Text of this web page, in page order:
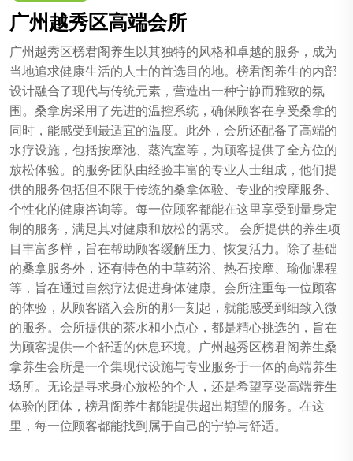
广州越秀区高端会所
广州越秀区榜君阁养生以其独特的风格和卓越的服务，成为
当地追求健康生活的人士的首选目的地。榜君阁养生的内部
设计融合了现代与传统元素，营造出一种宁静而雅致的氛
围。桑拿房采用了先进的温控系统，确保顾客在享受桑拿的
同时，能感受到最适宜的温度。此外，会所还配备了高端的
水疗设施，包括按摩池、蒸汽室等，为顾客提供了全方位的
放松体验。的服务团队由经验丰富的专业人士组成，他们提
供的服务包括但不限于传统的桑拿体验、专业的按摩服务、
个性化的健康咨询等。每一位顾客都能在这里享受到量身定
制的服务，满足其对健康和放松的需求。 会所提供的养生项
目丰富多样，旨在帮助顾客缓解压力、恢复活力。除了基础
的桑拿服务外，还有特色的中草药浴、热石按摩、瑜伽课程
等，旨在通过自然疗法促进身体健康。会所注重每一位顾客
的体验，从顾客踏入会所的那一刻起，就能感受到细致入微
的服务。会所提供的茶水和小点心，都是精心挑选的，旨在
为顾客提供一个舒适的休息环境。广州越秀区榜君阁养生桑
拿养生会所是一个集现代设施与专业服务于一体的高端养生
场所。无论是寻求身心放松的个人，还是希望享受高端养生
体验的团体，榜君阁养生都能提供超出期望的服务。在这
里，每一位顾客都能找到属于自己的宁静与舒适。